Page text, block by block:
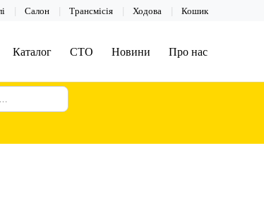
Салон Трансмісія Ходова Кошик
Каталог СТО Новини Про нас